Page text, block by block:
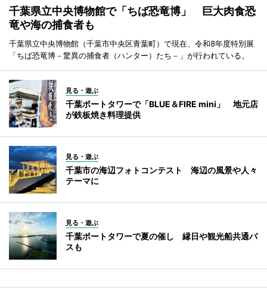
千葉県立中央博物館で「ちば恐竜博」 巨大肉食恐
竜や海の捕食者も
千葉県立中央博物館（千葉市中央区青葉町）で現在、令和8年度特別展
「ちば恐竜博－驚異の捕食者（ハンター）たち－」が行われている。
見る・遊ぶ
千葉ポートタワーで「BLUE＆FIRE mini」 地元店
が鉄板焼き料理提供
見る・遊ぶ
千葉市の海辺フォトコンテスト 海辺の風景や人々
テーマに
見る・遊ぶ
千葉ポートタワーで夏の催し 縁日や観光船共通パ
スも